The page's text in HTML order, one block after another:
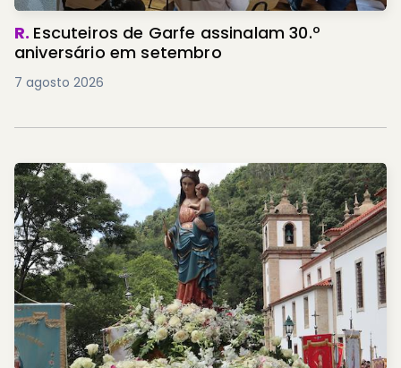
R. Escuteiros de Garfe assinalam 30.º
aniversário em setembro
7 agosto 2026